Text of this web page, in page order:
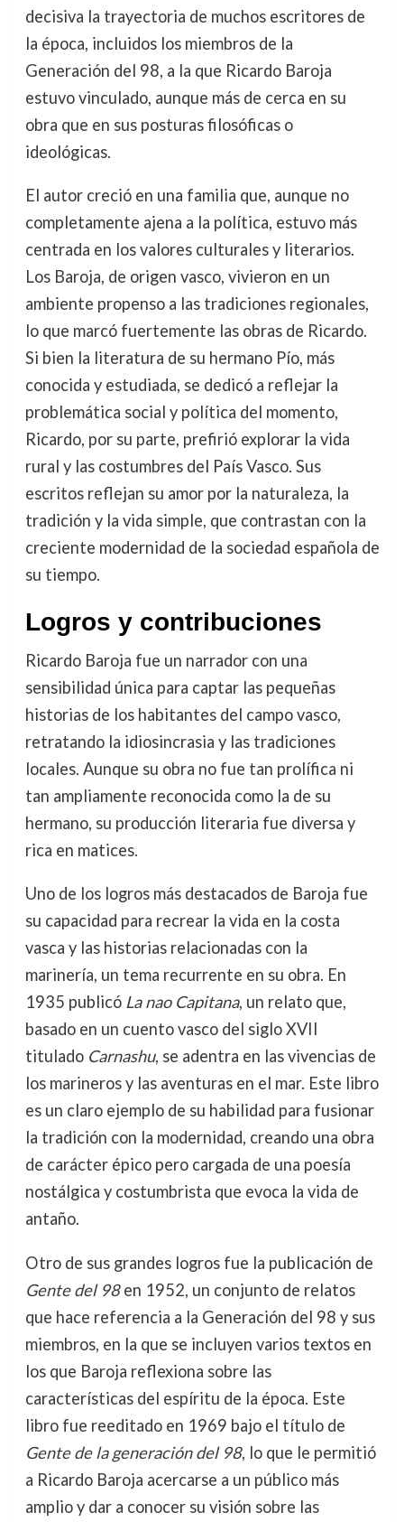
decisiva la trayectoria de muchos escritores de
la época, incluidos los miembros de la
Generación del 98, a la que Ricardo Baroja
estuvo vinculado, aunque más de cerca en su
obra que en sus posturas filosóficas o
ideológicas.
El autor creció en una familia que, aunque no
completamente ajena a la política, estuvo más
centrada en los valores culturales y literarios.
Los Baroja, de origen vasco, vivieron en un
ambiente propenso a las tradiciones regionales,
lo que marcó fuertemente las obras de Ricardo.
Si bien la literatura de su hermano Pío, más
conocida y estudiada, se dedicó a reflejar la
problemática social y política del momento,
Ricardo, por su parte, prefirió explorar la vida
rural y las costumbres del País Vasco. Sus
escritos reflejan su amor por la naturaleza, la
tradición y la vida simple, que contrastan con la
creciente modernidad de la sociedad española de
su tiempo.
Logros y contribuciones
Ricardo Baroja fue un narrador con una
sensibilidad única para captar las pequeñas
historias de los habitantes del campo vasco,
retratando la idiosincrasia y las tradiciones
locales. Aunque su obra no fue tan prolífica ni
tan ampliamente reconocida como la de su
hermano, su producción literaria fue diversa y
rica en matices.
Uno de los logros más destacados de Baroja fue
su capacidad para recrear la vida en la costa
vasca y las historias relacionadas con la
marinería, un tema recurrente en su obra. En
1935 publicó La nao Capitana, un relato que,
basado en un cuento vasco del siglo XVII
titulado Carnashu, se adentra en las vivencias de
los marineros y las aventuras en el mar. Este libro
es un claro ejemplo de su habilidad para fusionar
la tradición con la modernidad, creando una obra
de carácter épico pero cargada de una poesía
nostálgica y costumbrista que evoca la vida de
antaño.
Otro de sus grandes logros fue la publicación de
Gente del 98en 1952, un conjunto de relatos
que hace referencia a la Generación del 98 y sus
miembros, en la que se incluyen varios textos en
los que Baroja reflexiona sobre las
características del espíritu de la época. Este
libro fue reeditado en 1969 bajo el título de
Gente de la generación del 98, lo que le permitió
a Ricardo Baroja acercarse a un público más
amplio y dar a conocer su visión sobre las